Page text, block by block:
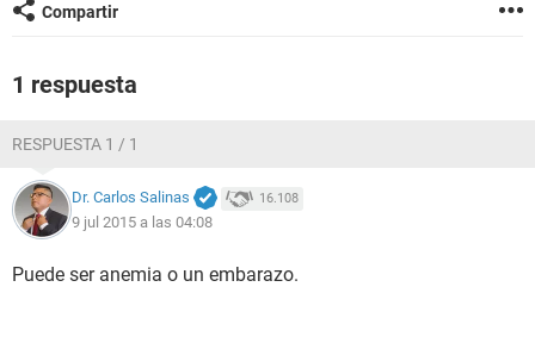
Compartir
1 respuesta
RESPUESTA 1 / 1
Dr. Carlos Salinas 16.108
9 jul 2015 a las 04:08
Puede ser anemia o un embarazo.